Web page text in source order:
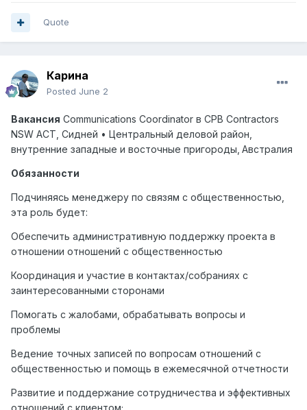
Quote
Карина
Posted June 2
Вакансия Communications Coordinator в CPB Contractors
NSW ACT , Сидней • Центральный деловой район,
внутренние западные и восточные пригороды, Австралия
Обязанности
Подчиняясь менеджеру по связям с общественностью,
эта роль будет:
Обеспечить административную поддержку проекта в
отношении отношений с общественностью
Координация и участие в контактах/собраниях с
заинтересованными сторонами
Помогать с жалобами, обрабатывать вопросы и
проблемы
Ведение точных записей по вопросам отношений с
общественностью и помощь в ежемесячной отчетности
Развитие и поддержание сотрудничества и эффективных